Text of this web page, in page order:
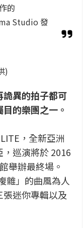
的
Studio 發
)
詭異的拍子都可
的樂團之一。
，全新亞洲
巡演將於 2016
舉辦最終場。
雜」的曲風為人
迷你專輯以及